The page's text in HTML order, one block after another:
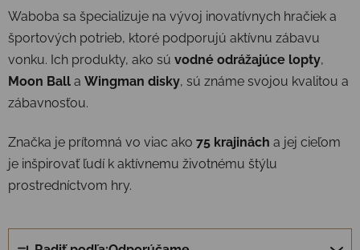
Waboba sa špecializuje na vývoj inovatívnych hračiek a
športových potrieb, ktoré podporujú aktívnu zábavu
vonku. Ich produkty, ako sú vodné odrážajúce lopty,
Moon Ball a Wingman disky, sú známe svojou kvalitou a
zábavnosťou.
Značka je prítomná vo viac ako 75 krajinách a jej cieľom
je inšpirovať ľudí k aktívnemu životnému štýlu
prostredníctvom hry.